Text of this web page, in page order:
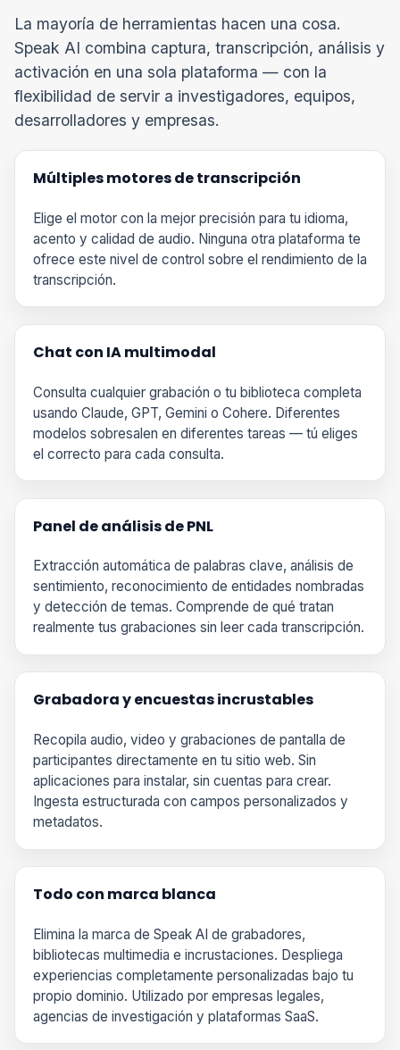
La mayoría de herramientas hacen una cosa.
Speak AI combina captura, transcripción, análisis y
activación en una sola plataforma — con la
flexibilidad de servir a investigadores, equipos,
desarrolladores y empresas.
Múltiples motores de transcripción
Elige el motor con la mejor precisión para tu idioma,
acento y calidad de audio. Ninguna otra plataforma te
ofrece este nivel de control sobre el rendimiento de la
transcripción.
Chat con IA multimodal
Consulta cualquier grabación o tu biblioteca completa
usando Claude, GPT, Gemini o Cohere. Diferentes
modelos sobresalen en diferentes tareas — tú eliges
el correcto para cada consulta.
Panel de análisis de PNL
Extracción automática de palabras clave, análisis de
sentimiento, reconocimiento de entidades nombradas
y detección de temas. Comprende de qué tratan
realmente tus grabaciones sin leer cada transcripción.
Grabadora y encuestas incrustables
Recopila audio, video y grabaciones de pantalla de
participantes directamente en tu sitio web. Sin
aplicaciones para instalar, sin cuentas para crear.
Ingesta estructurada con campos personalizados y
metadatos.
Todo con marca blanca
Elimina la marca de Speak AI de grabadores,
bibliotecas multimedia e incrustaciones. Despliega
experiencias completamente personalizadas bajo tu
propio dominio. Utilizado por empresas legales,
agencias de investigación y plataformas SaaS.